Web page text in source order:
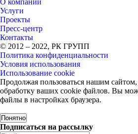
О компании
Услуги
Проекты
Пресс-центр
Контакты
© 2012 – 2022, РК ГРУПП
Политика конфиденциальности
Условия использования
Использование cookie
Продолжая пользоваться нашим сайтом,
обработку ваших cookie файлов. Вы
файлы в настройках браузера.
Понятно
Подписаться на рассылку